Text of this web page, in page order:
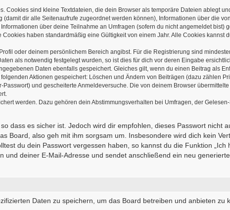
Cookies sind kleine Textdateien, die dein Browser als temporäre Dateien ablegt
dir alle Seitenaufrufe zugeordnet werden können), Informationen über die
über deine Teilnahme an Umfragen (sofern du nicht angemeldet bist)
haben standardmäßig eine Gültigkeit von einem Jahr. Alle Cookies kannst
oder deinem persönlichem Bereich angibst. Für die Registrierung sind
als notwendig festgelegt wurden, so ist dies für dich vor deren Eingabe
Daten ebenfalls gespeichert. Gleiches gilt, wenn du einen Beitrag als
Aktionen gespeichert: Löschen und Ändern von Beiträgen (dazu zählen
und gescheiterte Anmeldeversuche. Die von deinem Browser
werden. Dazu gehören dein Abstimmungsverhalten bei Umfragen, der
dass es sicher ist. Jedoch wird dir empfohlen, dieses Passwort nicht
Board, also geh mit ihm sorgsam um. Insbesondere wird dich kein
du dein Passwort vergessen haben, so kannst du die Funktion „Ich
deiner E-Mail-Adresse und sendet anschließend ein neu
Daten zu speichern, um das Board betreiben und anbieten zu